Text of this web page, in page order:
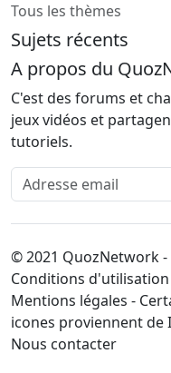
Tous les thèmes
Sujets récents
A propos du
C'est des forums et
jeux vidéos et
tutoriels.
Adresse email
© 2021 QuozNetwork -
Conditions
Mentions légales -
icones proviennent de
Nous contacter